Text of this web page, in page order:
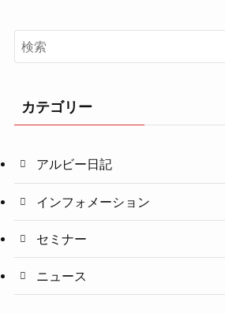
カテゴリー
アルビー日記
インフォメーション
セミナー
ニュース